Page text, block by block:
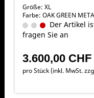
Größe: XL
Farbe: OAK GREEN
Der Artikel
fragen Sie an
3.600,00 CHF
pro Stück (inkl. MwSt.